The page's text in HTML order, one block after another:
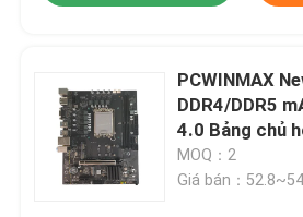
Các sản phẩm
PCWINMAX
DDR4/DDR5
4.0 Bảng chủ
14th i3 i5 i7
MOQ：2
Giá bán：